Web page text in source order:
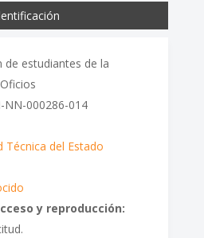
de estudiantes de la
NN-000286-014
Técnica del Estado
y reproducción: